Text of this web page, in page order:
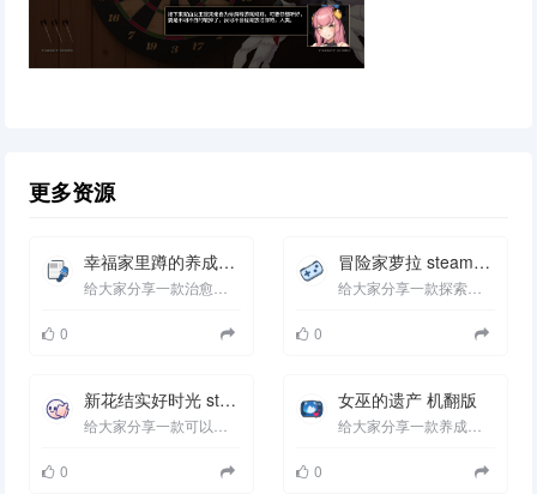
更多资源
幸福家里蹲的养成方法 steam官中版
0
冒险家萝拉 steam官中版
给大家分享一款探索类的欧美ACT游戏冒险家萝拉 steam官中版这是一款由[OmenOcta]制作组在5月14号发布steam...
0
新花结实好时光 steam官中版
0
女巫的遗产 机翻版
给大家分享一款养成类型的SLG游戏女巫的遗产 机翻版 (魔女の遺産) 这是一款由[ベスプチ]制作组在5月16号发...
0